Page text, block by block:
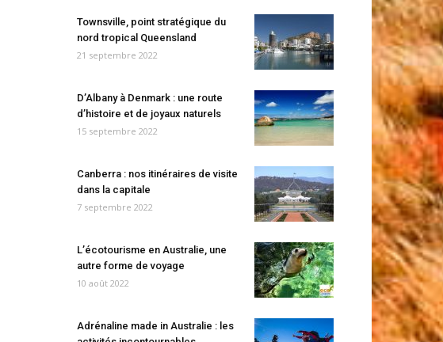
Townsville, point stratégique du
nord tropical Queensland
21 septembre 2022
D’Albany à Denmark : une route
d’histoire et de joyaux naturels
15 septembre 2022
Canberra : nos itinéraires de visite
dans la capitale
7 septembre 2022
L’écotourisme en Australie, une
autre forme de voyage
10 août 2022
Adrénaline made in Australie : les